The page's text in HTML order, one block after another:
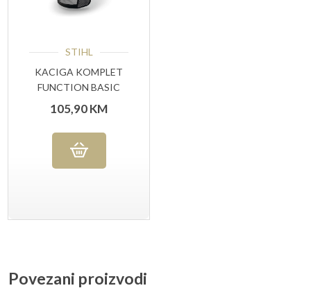
STIHL
KACIGA KOMPLET
FUNCTION BASIC
STIHL
105,90KM
Povezani proizvodi